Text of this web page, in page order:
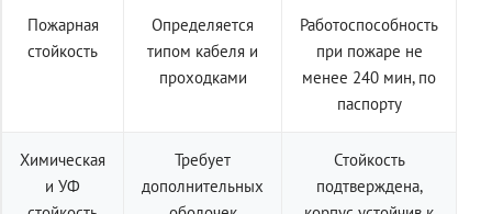
Пожарная
стойкость
Определяется
типом кабеля и
проходками
Работоспособность
при пожаре не
менее 240 мин, по
паспорту
Химическая
и УФ
Требует
дополнительных
Стойкость
подтверждена,